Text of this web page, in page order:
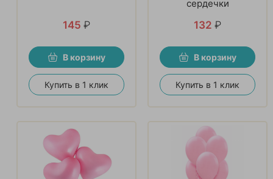
145 ₽
В корзину
Купить в 1 клик
сердечки
132 ₽
В корзину
Купить в 1 клик